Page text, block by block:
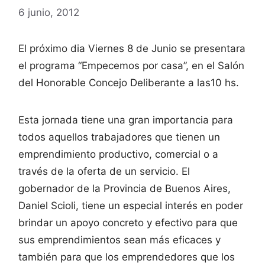
6 junio, 2012
El próximo dia Viernes 8 de Junio se presentara
el programa “Empecemos por casa”, en el Salón
del Honorable Concejo Deliberante a las10 hs.
Esta jornada tiene una gran importancia para
todos aquellos trabajadores que tienen un
emprendimiento productivo, comercial o a
través de la oferta de un servicio. El
gobernador de la Provincia de Buenos Aires,
Daniel Scioli, tiene un especial interés en poder
brindar un apoyo concreto y efectivo para que
sus emprendimientos sean más eficaces y
también para que los emprendedores que los